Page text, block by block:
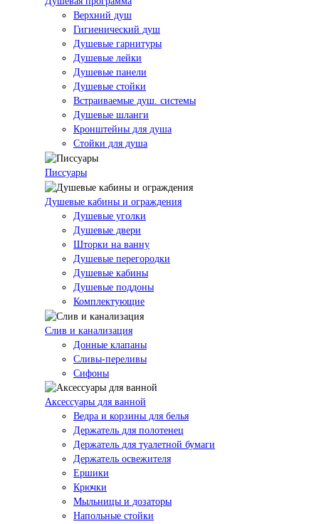
Верхний душ
Гигиенический душ
Душевые гарнитуры
Душевые лейки
Душевые панели
Душевые стойки
Встраиваемые душ. системы
Душевые шланги
Кронштейны для душа
Стойки для душа
Писсуары
Душевые кабины и ограждения
Душевые уголки
Душевые двери
Шторки на ванну
Душевые перегородки
Душевые кабины
Душевые поддоны
Комплектующие
Слив и канализация
Донные клапаны
Сливы-переливы
Сифоны
Аксессуары для ванной
Ведра и корзины для белья
Держатель для полотенец
Держатель для туалетной бумаги
Держатель освежителя
Ершики
Крючки
Мыльницы и дозаторы
Напольные стойки